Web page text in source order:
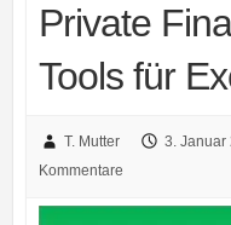
Private
Tools für
T. Mutter 3. Januar
Kommentare